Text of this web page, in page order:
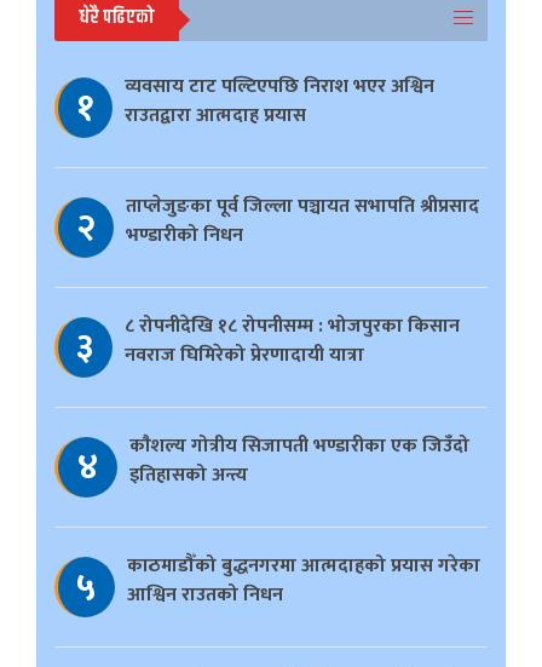
धेरै पढिएको
१
व्यवसाय टाट पल्टिएपछि निराश भएर अश्विन
राउतद्वारा आत्मदाह प्रयास
२
ताप्लेजुङका पूर्व जिल्ला पञ्चायत सभापति श्रीप्रसाद
भण्डारीको निधन
३
८ रोपनीदेखि १८ रोपनीसम्म : भोजपुरका किसान
नवराज घिमिरेको प्रेरणादायी यात्रा
४
काैशल्य गोत्रीय सिजापती भण्डारीका एक जिउँदो
इतिहासको अन्त्य
५
काठमाडौँको बुद्धनगरमा आत्मदाहको प्रयास गरेका
आश्विन राउतको निधन